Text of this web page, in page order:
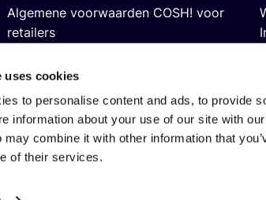
uses cookies
to personalise content and ads, to provide
information about your use of our site with
may combine it with other information that
of their services.
Algemene voorwaarden COSH! voor
retailers